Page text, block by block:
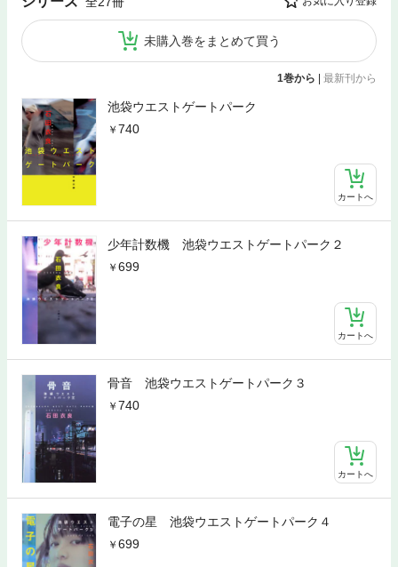
未購入巻をまとめて買う
1巻から | 最新刊から
池袋ウエストゲートパーク
740
カートへ
少年計数機 池袋ウエストゲートパーク２
699
カートへ
骨音 池袋ウエストゲートパーク３
740
カートへ
電子の星 池袋ウエストゲートパーク４
699